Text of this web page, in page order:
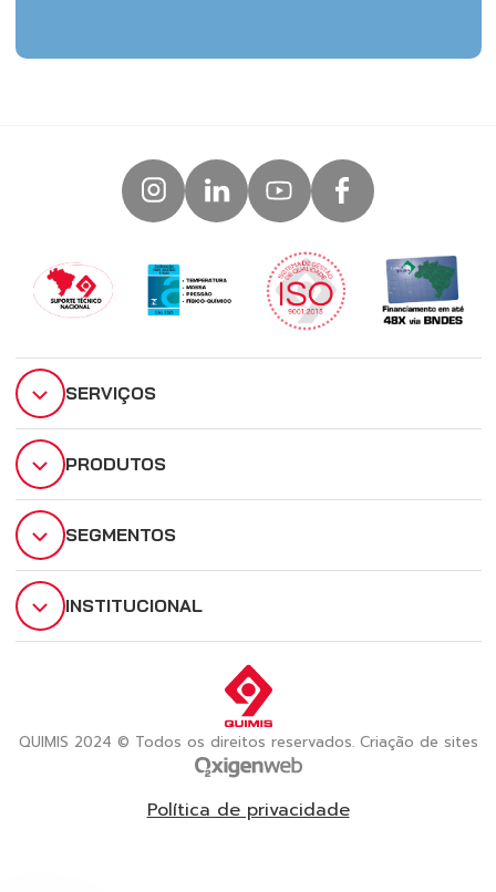
SERVIÇOS
PRODUTOS
SEGMENTOS
INSTITUCIONAL
QUIMIS 2024 © Todos os direitos reservados. Criação de sites
Política de privacidade